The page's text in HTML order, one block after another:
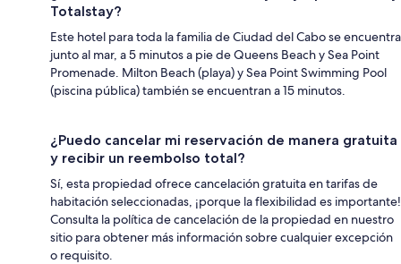
Totalstay?
Este hotel para toda la familia de Ciudad del Cabo se encuentra
junto al mar, a 5 minutos a pie de Queens Beach y Sea Point
Promenade. Milton Beach (playa) y Sea Point Swimming Pool
(piscina pública) también se encuentran a 15 minutos.
¿Puedo cancelar mi reservación de manera gratuita
y recibir un reembolso total?
Sí, esta propiedad ofrece cancelación gratuita en tarifas de
habitación seleccionadas, ¡porque la flexibilidad es importante!
Consulta la política de cancelación de la propiedad en nuestro
sitio para obtener más información sobre cualquier excepción
o requisito.